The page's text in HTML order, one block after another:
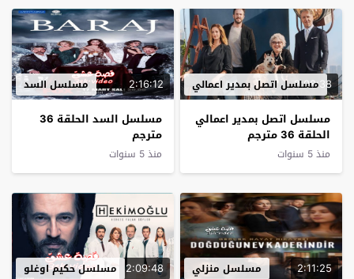
2:08:38
مسلسل اتصل بمدير اعمالي
مسلسل اتصل بمدير اعمالي
الحلقة 36 مترجم
منذ 5 سنوات
2:16:12 مسلسل السد
مسلسل السد الحلقة 36
مترجم
منذ 5 سنوات
2:11:25 مسلسل منزلي 2:09:48 مسلسل حكيم اوغلو